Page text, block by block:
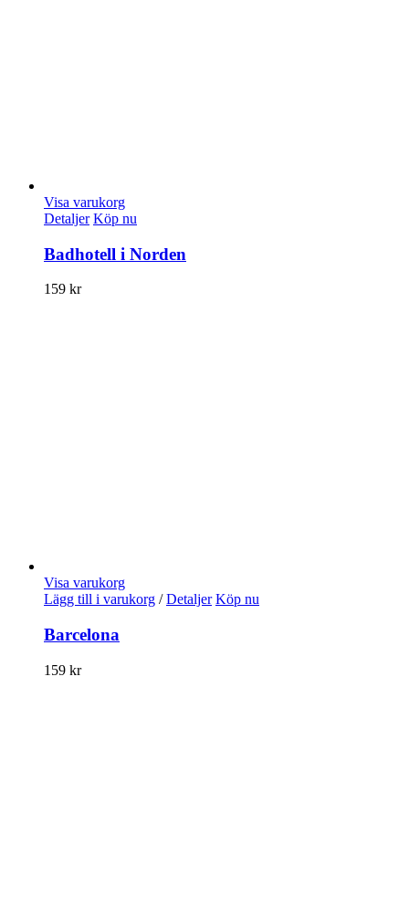
Visa varukorg
Detaljer Köp nu
Badhotell i Norden
159 kr
Visa varukorg
Lägg till i varukorg / Detaljer Köp nu
Barcelona
159 kr